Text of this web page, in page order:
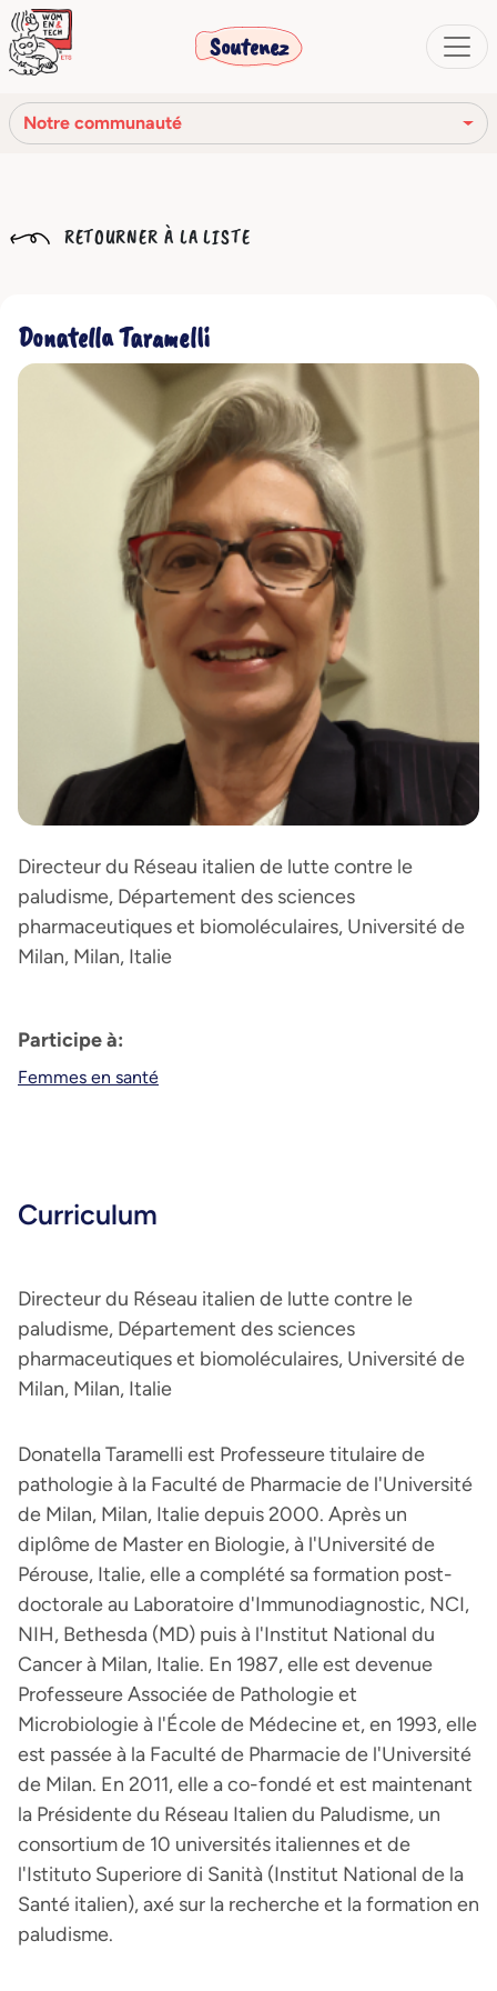
Soutenez
Notre communauté
Notre histoire
Notre communauté
Les organes sociaux
Code Éthique
RETOURNER À LA LISTE
Donatella Taramelli
Directeur du Réseau italien de lutte contre le
paludisme, Département des sciences
pharmaceutiques et biomoléculaires, Université de
Milan, Milan, Italie
Participe à:
Femmes en santé
Curriculum
Directeur du Réseau italien de lutte contre le
paludisme, Département des sciences
pharmaceutiques et biomoléculaires, Université de
Milan, Milan, Italie
Donatella Taramelli est Professeure titulaire de
pathologie à la Faculté de Pharmacie de l'Université
de Milan, Milan, Italie depuis 2000. Après un
diplôme de Master en Biologie, à l'Université de
Pérouse, Italie, elle a complété sa formation post-
doctorale au Laboratoire d'Immunodiagnostic, NCI,
NIH, Bethesda (MD) puis à l'Institut National du
Cancer à Milan, Italie. En 1987, elle est devenue
Professeure Associée de Pathologie et
Microbiologie à l'École de Médecine et, en 1993, elle
est passée à la Faculté de Pharmacie de l'Université
de Milan. En 2011, elle a co-fondé et est maintenant
la Présidente du Réseau Italien du Paludisme, un
consortium de 10 universités italiennes et de
l'Istituto Superiore di Sanità (Institut National de la
Santé italien), axé sur la recherche et la formation en
paludisme.